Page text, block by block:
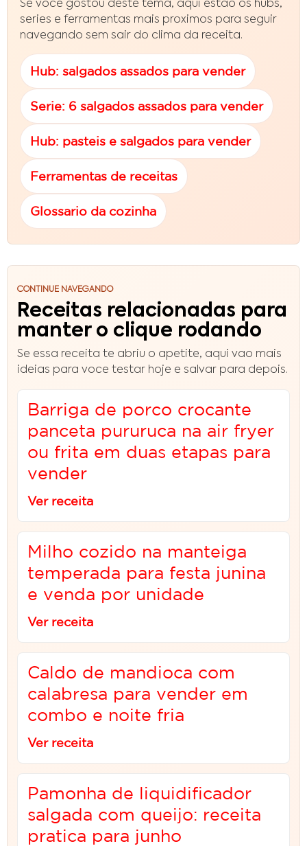
Se voce gostou deste tema, aqui estao os hubs,
series e ferramentas mais proximos para seguir
navegando sem sair do clima da receita.
Hub: salgados assados para vender
Serie: 6 salgados assados para vender
Hub: pasteis e salgados para vender
Ferramentas de receitas
Glossario da cozinha
CONTINUE NAVEGANDO
Receitas relacionadas para
manter o clique rodando
Se essa receita te abriu o apetite, aqui vao mais
ideias para voce testar hoje e salvar para depois.
Barriga de porco crocante
panceta pururuca na air fryer
ou frita em duas etapas para
vender
Ver receita
Milho cozido na manteiga
temperada para festa junina
e venda por unidade
Ver receita
Caldo de mandioca com
calabresa para vender em
combo e noite fria
Ver receita
Pamonha de liquidificador
salgada com queijo: receita
pratica para junho